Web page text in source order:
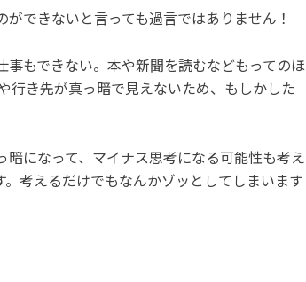
できないと言っても過言ではありません！
事もできない。本や新聞を読むなどもってのほ
行き先が真っ暗で見えないため、もしかした
になって、マイナス思考になる可能性も考え
考えるだけでもなんかゾッとしてしまいます